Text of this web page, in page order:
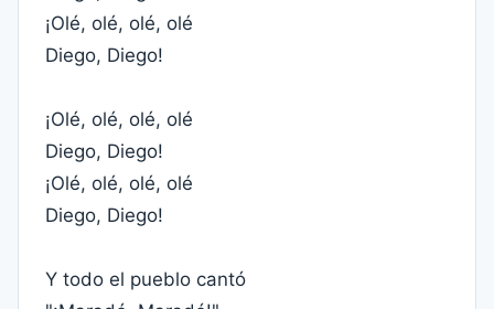
¡Olé, olé, olé, olé
Diego, Diego!
¡Olé, olé, olé, olé
Diego, Diego!
¡Olé, olé, olé, olé
Diego, Diego!
Y todo el pueblo cantó